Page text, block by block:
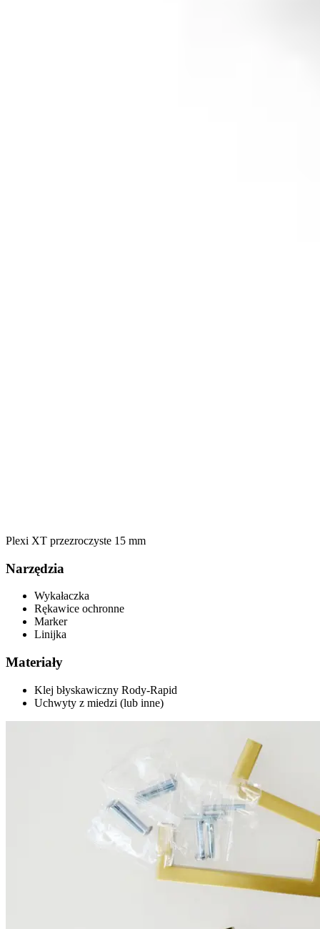
Plexi XT przezroczyste 15 mm
Narzędzia
Wykałaczka
Rękawice ochronne
Marker
Linijka
Materiały
Klej błyskawiczny Rody-Rapid
Uchwyty z miedzi (lub inne)